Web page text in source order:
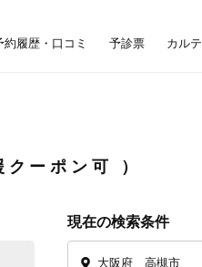
約履歴・口コミ 予診票 カルテ
クーポン可
現在の検索条件
大阪府 高槻市